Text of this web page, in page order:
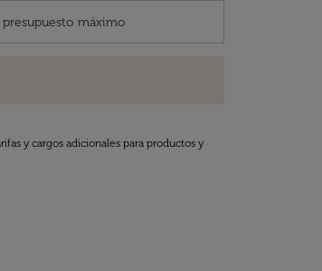
y cargos adicionales para productos y